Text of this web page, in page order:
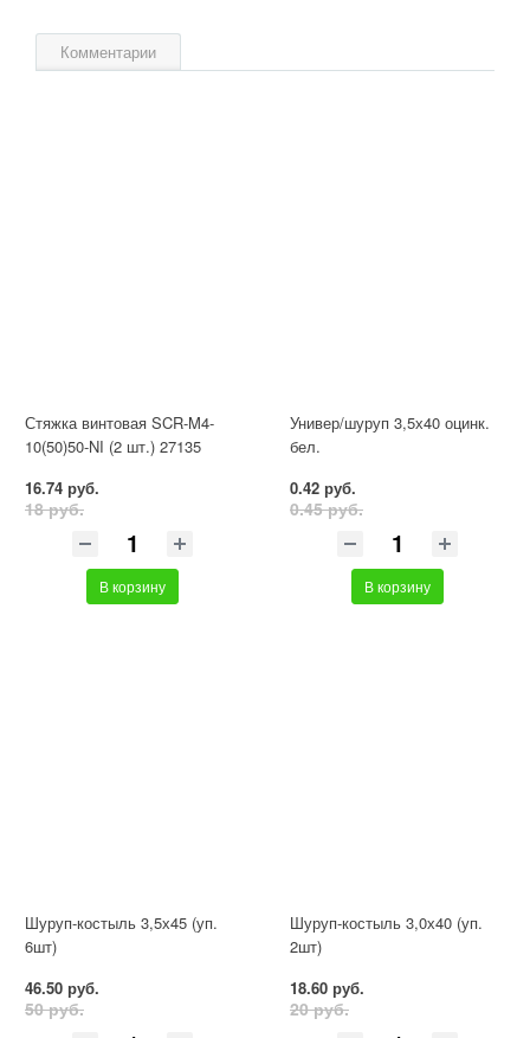
Комментарии
Стяжка винтовая SCR-M4-
10(50)50-NI (2 шт.) 27135
16.74 руб.
18 руб.
В корзину
Универ/шуруп 3,5х40 оцинк.
бел.
0.42 руб.
0.45 руб.
В корзину
Шуруп-костыль 3,5х45 (уп.
6шт)
46.50 руб.
50 руб.
Шуруп-костыль 3,0х40 (уп.
2шт)
18.60 руб.
20 руб.